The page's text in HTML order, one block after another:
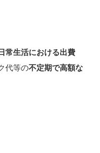
日常生活における出費
代等の不定期で高額な